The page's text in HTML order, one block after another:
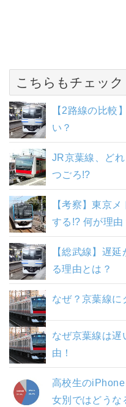
こちらもチェック
【2路線の比較
い？
JR京葉線、ど
つごろ!?
【考察】東京
する!? 何が理由
【総武線】遅
る理由とは？
なぜ？京葉線に
なぜ京葉線は遅
由！
高校生の
女別ではどうな